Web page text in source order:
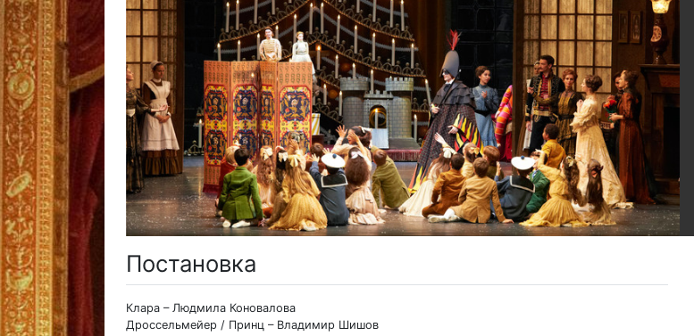
Постановка
Клара – Людмила Коновалова
Дроссельмейер / Принц – Владимир Шишов